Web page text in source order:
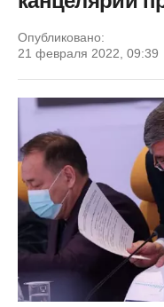
Опубликовано:
21 февраля 2022, 09:39